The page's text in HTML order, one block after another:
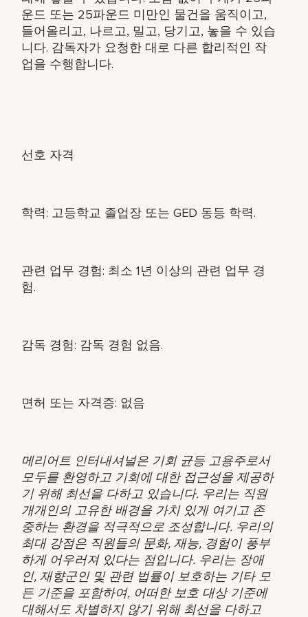
운드 또는 25파운드 미만인 물건을 움직이고,
들어올리고, 나르고, 밀고, 당기고, 놓을 수 있습
니다. 감독자가 요청한 대로 다른 합리적인 작
업을 수행합니다.
선호 자격
학력: 고등학교 졸업장 또는 GED 동등 학력.
관련 업무 경험: 최소 1년 이상의 관련 업무 경
험.
감독 경험: 감독 경험 없음.
면허 또는 자격증: 없음
메리어트 인터내셔널은 기회 균등 고용주로서
모두를 환영하고 기회에 대한 접근성을 제공하
기 위해 최선을 다하고 있습니다. 우리는 직원
개개인의 고유한 배경을 가치 있게 여기고 존
중하는 환경을 적극적으로 조성합니다. 우리의
최대 강점은 직원들의 문화, 재능, 경험이 풍부
하게 어우러져 있다는 점입니다. 우리는 장애
인, 재향군인 및 관련 법률이 보호하는 기타 모
든 기준을 포함하여, 어떠한 보호 대상 기준에
대해서도 차별하지 않기 위해 최선을 다하고